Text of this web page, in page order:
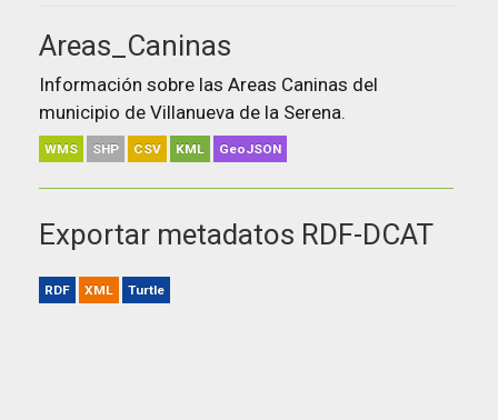
Areas_Caninas
Información sobre las Areas Caninas del
municipio de Villanueva de la Serena.
WMS SHP CSV KML GeoJSON
Exportar metadatos RDF-DCAT
RDF XML Turtle